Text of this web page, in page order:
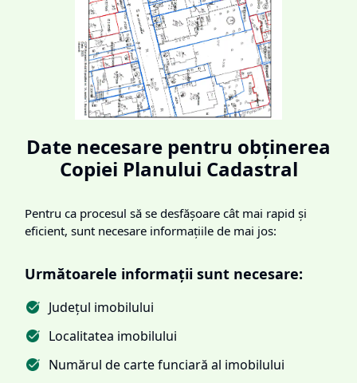
Date necesare pentru obținerea
Copiei Planului Cadastral
Pentru ca procesul să se desfășoare cât mai rapid și
eficient, sunt necesare informațiile de mai jos:
Următoarele informații sunt necesare:
Județul imobilului
Localitatea imobilului
Numărul de carte funciară al imobilului